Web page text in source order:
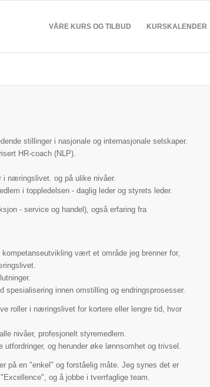
VÅRE KURS OG TILBUD KURSKALENDER
stillinger i nasjonale og internasjonale selskaper.
HR-coach (NLP).
i næringslivet. og på ulike nivåer.
i toppledelsen - daglig leder og styrets leder.
- service og handel), også erfaring fra
vært et område jeg brenner for,
spesialisering innen omstilling og endringsprosesser.
roller i næringslivet for kortere eller lengre tid, hvor
nivåer, profesjonelt styremedlem.
og herunder øke lønnsomhet og trivsel.
på en "enkel" og forståelig måte. Jeg synes det er
og å jobbe i tverrfaglige team.